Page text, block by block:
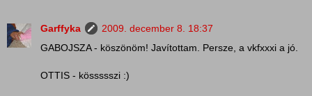
Garffyka
2009. december 8. 18:37
GABOJSZA - köszönöm! Javítottam. Persze, a vkfxxxi a jó.
OTTIS - kössssszi :)